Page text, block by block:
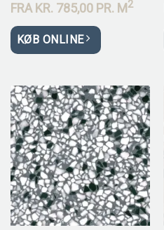
FRA KR. 785,00 PR. M2
KØB ONLINE